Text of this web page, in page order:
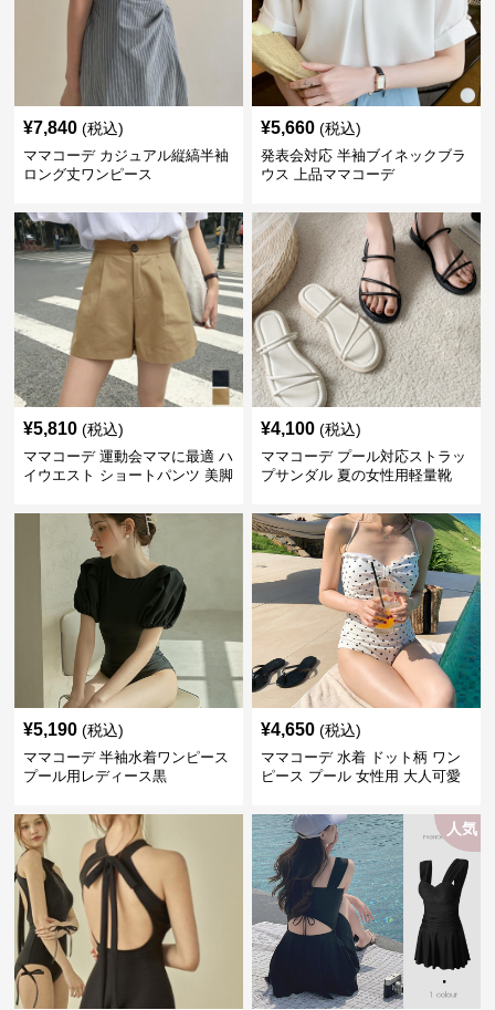
¥7,840 (税込)
ママコーデ カジュアル縦縞半袖
ロング丈ワンピース
¥5,660 (税込)
発表会対応 半袖ブイネックブラ
ウス 上品ママコーデ
¥5,810 (税込)
ママコーデ 運動会ママに最適 ハ
イウエスト ショートパンツ 美脚
¥4,100 (税込)
ママコーデ プール対応ストラッ
プサンダル 夏の女性用軽量靴
¥5,190 (税込)
ママコーデ 半袖水着ワンピース
プール用レディース黒
¥4,650 (税込)
ママコーデ 水着 ドット柄 ワン
ピース プール 女性用 大人可愛
人気